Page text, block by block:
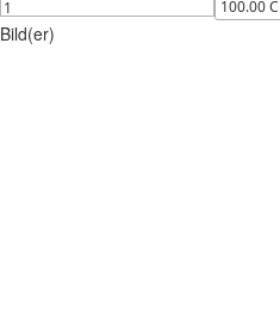
Bild(er)